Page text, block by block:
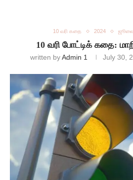
10 வரி கதை 2024 ஜூலை
10 வரி போட்டிக் கதை:
written byAdmin 1 July 30,